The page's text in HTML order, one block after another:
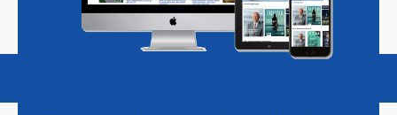
Magazine Podcasts Vacatures